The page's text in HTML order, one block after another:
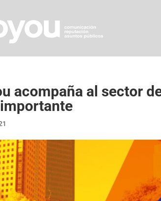
acompaña al sector